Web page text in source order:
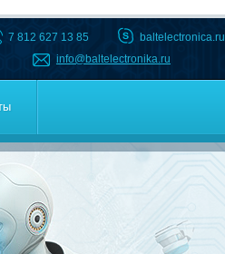
7 812 627 13 85
baltelectronica.ru
info@baltelectronika.ru